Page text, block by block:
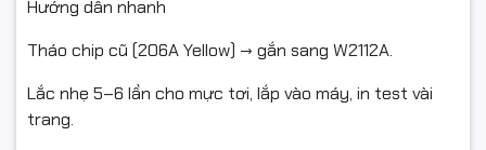
Hướng dẫn nhanh
Tháo chip cũ (206A Yellow) → gắn sang W2112A.
Lắc nhẹ 5–6 lần cho mực tơi, lắp vào máy, in test vài
trang.